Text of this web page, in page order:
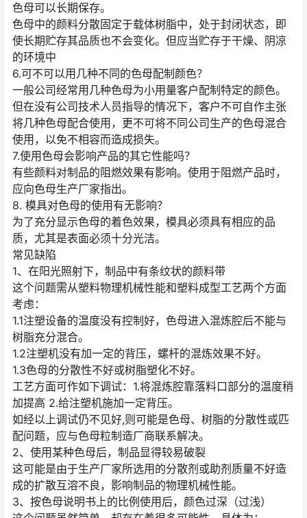
色母可以长期保存。
色母中的颜料分散固定于载体树脂中，处于封闭状态，即
使长期贮存其品质也不会变化。但应当贮存于干燥、阴凉
的环境中
6.可不可以用几种不同的色母配制颜色？
一般公司经常用几种色母为小用量客户配制特定的颜色。
但在没有公司技术人员指导的情况下，客户不可自作主张
将几种色母配合使用，更不可将不同公司生产的色母混合
使用，以免不相容而造成损失。
7.使用色母会影响产品的其它性能吗？
有些颜料对制品的阻燃效果有影响。使用于阻燃产品时，
应向色母生产厂家指出。
8. 模具对色母的使用有无影响？
为了充分显示色母的着色效果，模具必须具有相应的品
质，尤其是表面必须十分光洁。
常见缺陷
1、在阳光照射下，制品中有条纹状的颜料带
这个问题需从塑料物理机械性能和塑料成型工艺两个方面
考虑：
1.1注塑设备的温度没有控制好，色母进入混炼腔后不能与
树脂充分混合。
1.2注塑机没有加一定的背压，螺杆的混炼效果不好。
1.3色母的分散性不好或树脂塑化不好。
工艺方面可作如下调试：1.将混炼腔靠落料口部分的温度稍
加提高 2.给注塑机施加一定背压。
如经以上调试仍不见好,则可能是色母、树脂的分散性或匹
配问题，应与色母粒制造厂商联系解决。
2、使用某种色母后，制品显得较易破裂
这可能是由于生产厂家所选用的分散剂或助剂质量不好造
成的扩散互溶不良，影响制品的物理机械性能。
3、按色母说明书上的比例使用后，颜色过深（过浅）